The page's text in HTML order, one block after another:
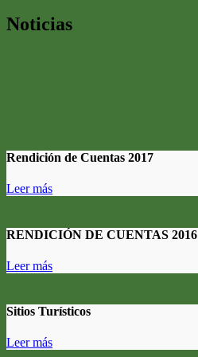
Noticias
Rendición de Cuentas 2017
Leer más
RENDICIÓN DE CUENTAS 2016
Leer más
Sitios Turísticos
Leer más